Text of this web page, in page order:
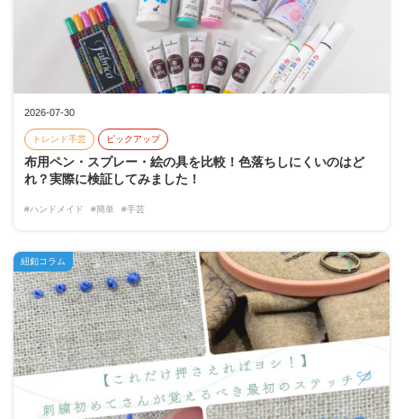
2026-07-30
トレンド手芸 ピックアップ
布用ペン・スプレー・絵の具を比較！色落ちしにくいのはど
れ？実際に検証してみました！
#ハンドメイド #簡単 #手芸
紐釦コラム